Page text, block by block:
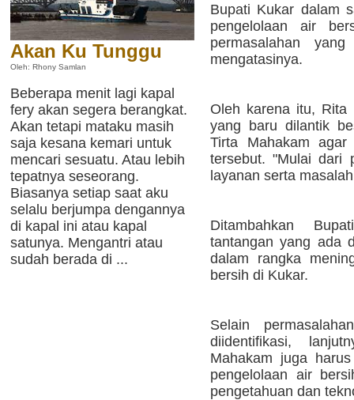
Akan Ku Tunggu
Oleh: Rhony Samlan
Beberapa menit lagi kapal
fery akan segera berangkat.
Akan tetapi mataku masih
saja kesana kemari untuk
mencari sesuatu. Atau lebih
tepatnya seseorang.
Biasanya setiap saat aku
selalu berjumpa dengannya
di kapal ini atau kapal
satunya. Mengantri atau
sudah berada di ...
Bupati Kukar dalam
pengelolaan air
permasalahan
mengatasinya.
Oleh karena itu, Rita
yang baru dilantik
Tirta Mahakam agar
tersebut. "Mulai dari
layanan serta
Ditambahkan
tantangan yang ada
dalam rangka
bersih di Kukar.
Selain
diidentifikasi,
Mahakam juga
pengelolaan air
pengetahuan dan